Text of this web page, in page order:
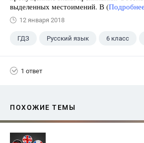
выделенных местоимений. В (
12 января 2018
ГДЗ Русский язык 6 класс
1 ответ
ПОХОЖИЕ ТЕМЫ